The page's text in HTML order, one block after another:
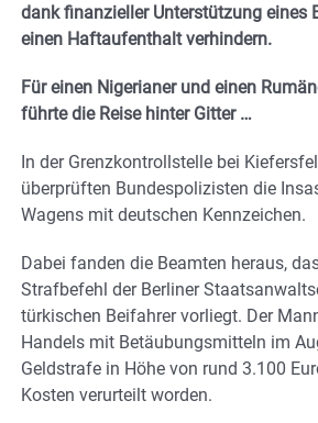
dank finanzieller Unterstützung eines
einen Haftaufenthalt verhindern.
Für einen Nigerianer und einen
führte die Reise hinter Gitter …
In der Grenzkontrollstelle bei
überprüften Bundespolizisten die
Wagens mit deutschen Kennzeichen.
Dabei fanden die Beamten heraus,
Strafbefehl der Berliner
türkischen Beifahrer vorliegt. Der
Handels mit Betäubungsmitteln im
Geldstrafe in Höhe von rund 3.100
Kosten verurteilt worden.